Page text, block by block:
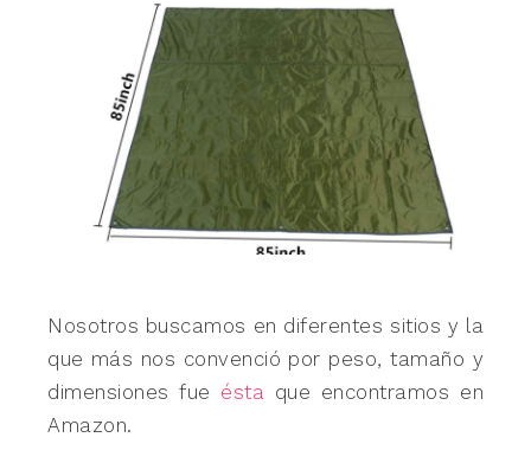
Nosotros buscamos en diferentes sitios y la
que más nos convenció por peso, tamaño y
dimensiones fue ésta que encontramos en
Amazon.